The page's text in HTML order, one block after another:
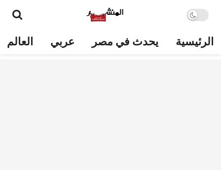
الرئيسية يحدث في مصر عربي العالم